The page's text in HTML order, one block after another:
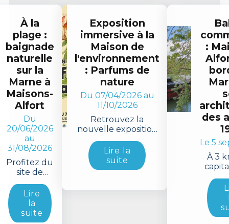
À la
plage :
baignade
naturelle
sur la
Marne à
Maisons-
Alfort
Du
20/06/2026
au
31/08/2026
Profitez du
site de
baignade
de Maisons-
Alfort avec
la Plage by
Paris Est
Lire
la
suite
Exposition
immersive à la
Maison de
l'environnement
: Parfums de
nature
Du 07/04/2026 au
11/10/2026
Retrouvez la
nouvelle exposition
"Parfums de nature"
à la Maison de
l'environnement de
Maisons-Alfort,
Lire la
suite
:
des
Le 5
À 3
une
ses